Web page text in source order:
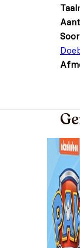
Taal